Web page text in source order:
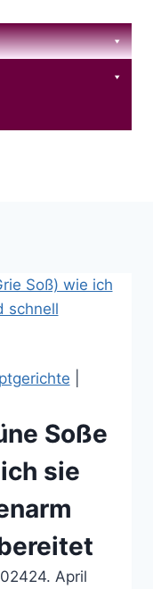
Soße
sie
24. April